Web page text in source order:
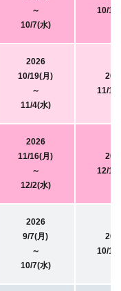
～
10/7(水)
10/
2026
10/19(月)
～
11/4(水)
11/
2026
11/16(月)
～
12/2(水)
12/
2026
9/7(月)
～
10/7(水)
10/